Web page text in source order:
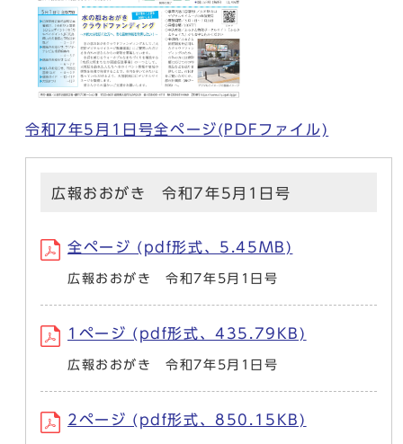
令和7年5月1日号全ページ(PDFファイル)
広報おおがき 令和7年5月1日号
全ページ (pdf形式、5.45MB)
広報おおがき 令和7年5月1日号
1ページ (pdf形式、435.79KB)
広報おおがき 令和7年5月1日号
2ページ (pdf形式、850.15KB)